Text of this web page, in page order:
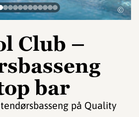
Club –
bar
på Quality
©